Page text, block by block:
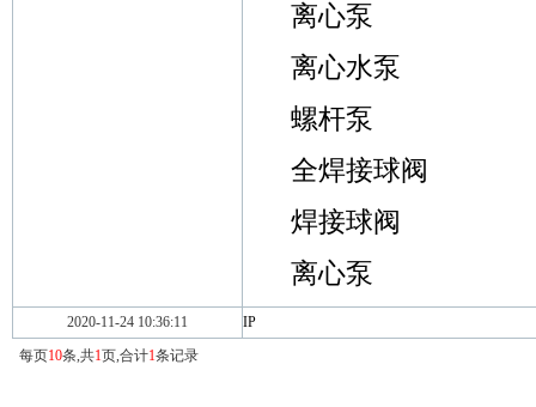
离心泵
离心水泵
螺杆泵
全焊接球阀
焊接球阀
离心泵
2020-11-24 10:36:11
IP
每页10条,共1页,合计1条记录